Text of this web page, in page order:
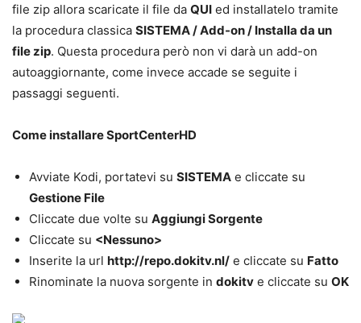
file zip allora scaricate il file da QUI ed installatelo tramite
la procedura classica SISTEMA / Add-on / Installa da un
file zip. Questa procedura però non vi darà un add-on
autoaggiornante, come invece accade se seguite i
passaggi seguenti.
Come installare SportCenterHD
Avviate Kodi, portatevi su SISTEMA e cliccate su
Gestione File
Cliccate due volte su Aggiungi Sorgente
Cliccate su <Nessuno>
Inserite la url http://repo.dokitv.nl/ e cliccate su Fatto
Rinominate la nuova sorgente in dokitv e cliccate su OK